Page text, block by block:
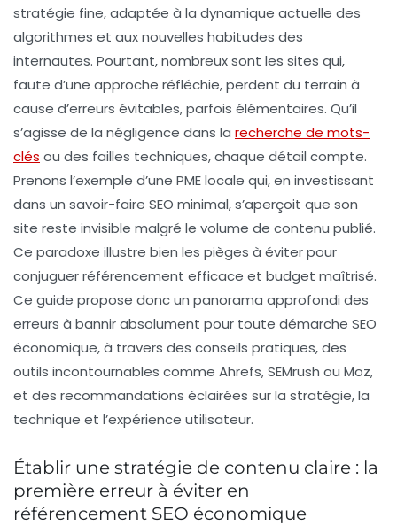
stratégie fine, adaptée à la dynamique actuelle des
algorithmes et aux nouvelles habitudes des
internautes. Pourtant, nombreux sont les sites qui,
faute d’une approche réfléchie, perdent du terrain à
cause d’erreurs évitables, parfois élémentaires. Qu’il
s’agisse de la négligence dans la recherche de mots-
clés ou des failles techniques, chaque détail compte.
Prenons l’exemple d’une PME locale qui, en investissant
dans un savoir-faire SEO minimal, s’aperçoit que son
site reste invisible malgré le volume de contenu publié.
Ce paradoxe illustre bien les pièges à éviter pour
conjuguer référencement efficace et budget maîtrisé.
Ce guide propose donc un panorama approfondi des
erreurs à bannir absolument pour toute démarche SEO
économique, à travers des conseils pratiques, des
outils incontournables comme Ahrefs, SEMrush ou Moz,
et des recommandations éclairées sur la stratégie, la
technique et l’expérience utilisateur.
Établir une stratégie de contenu claire : la
première erreur à éviter en
référencement SEO économique